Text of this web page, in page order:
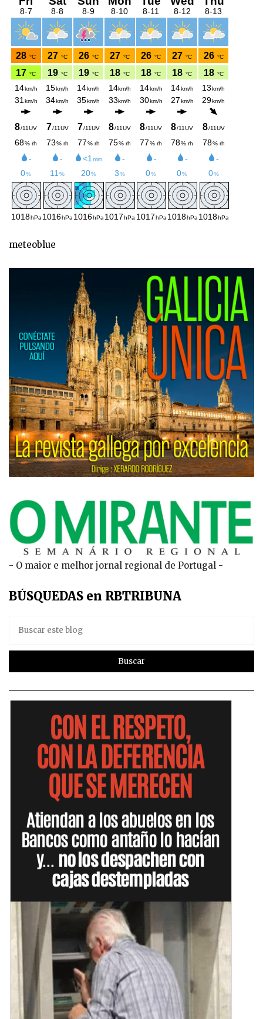
meteoblue
- O maior e melhor jornal regional de Portugal -
BÚSQUEDAS en RBTRIBUNA